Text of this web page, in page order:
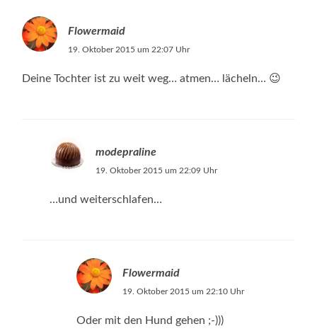
Flowermaid
19. Oktober 2015 um 22:07 Uhr
Deine Tochter ist zu weit weg… atmen… lächeln… 😉
modepraline
19. Oktober 2015 um 22:09 Uhr
…und weiterschlafen…
Flowermaid
19. Oktober 2015 um 22:10 Uhr
Oder mit den Hund gehen ;-)))